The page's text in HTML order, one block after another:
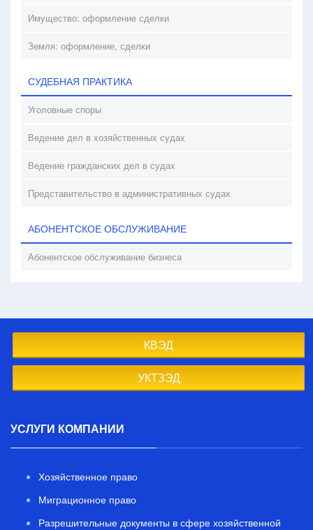
Имущество: оформление сделки
Земля: оформление, сделки
СУДЕБНАЯ ПРАКТИКА
Уголовные споры
Ведение дел в хозяйственных судах
Ведение гражданских дел в судах
Представительство в административных судах
АБОНЕНТСКОЕ ОБСЛУЖИВАНИЕ
Абонентское обслуживание бизнеса
КВЭД
УКТЗЭД
УСЛУГИ КОМПАНИИ
Хозяйственное право
Миграционное право
Разрешительные документы в сфере хозяйственной